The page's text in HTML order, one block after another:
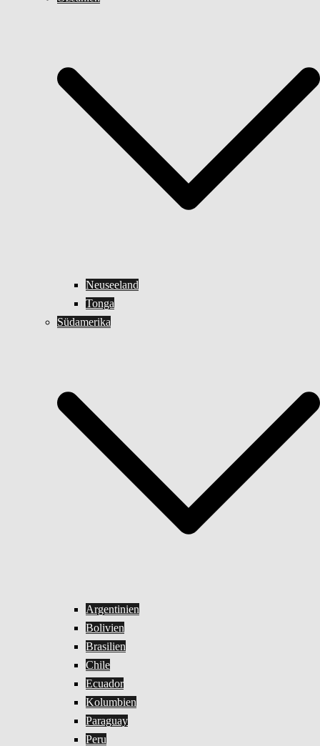
Neuseeland
Tonga
Südamerika
Argentinien
Bolivien
Brasilien
Chile
Ecuador
Kolumbien
Paraguay
Peru